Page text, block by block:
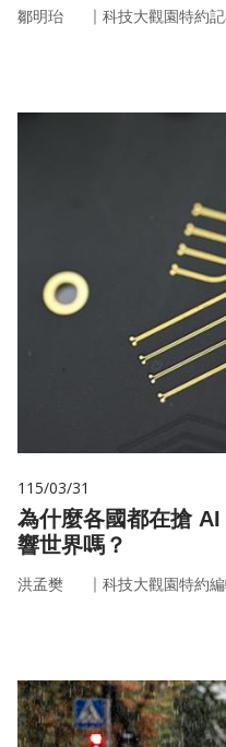
鄒明珆 ｜ 科技大觀園特約
115/03/31
為什麼各國都在搶
響世界嗎？
洪孟樊 ｜ 科技大觀園特約